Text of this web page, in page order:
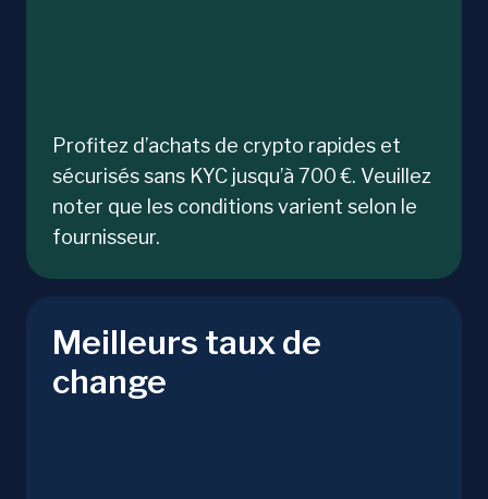
Profitez d’achats de crypto rapides et
sécurisés sans KYC jusqu’à 700 €. Veuillez
noter que les conditions varient selon le
fournisseur.
Meilleurs taux de
change